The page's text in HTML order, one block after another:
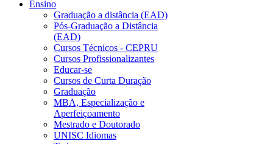
Ensino
Graduação a distância (EAD)
Pós-Graduação a Distância
(EAD)
Cursos Técnicos - CEPRU
Cursos Profissionalizantes
Educar-se
Cursos de Curta Duração
Graduação
MBA, Especialização e
Aperfeiçoamento
Mestrado e Doutorado
UNISC Idiomas